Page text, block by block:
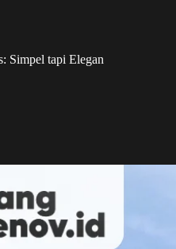
Simpel tapi Elegan